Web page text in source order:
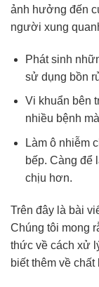
ảnh hưởng đến
người xung
Phát sinh
sử dụng bồn
Vi khuẩn bên
nhiều bệnh
Làm ô nhiễm
bếp. Càng để
chịu hơn.
Trên đây là bài
Chúng tôi mong
thức về cách xử
biết thêm về